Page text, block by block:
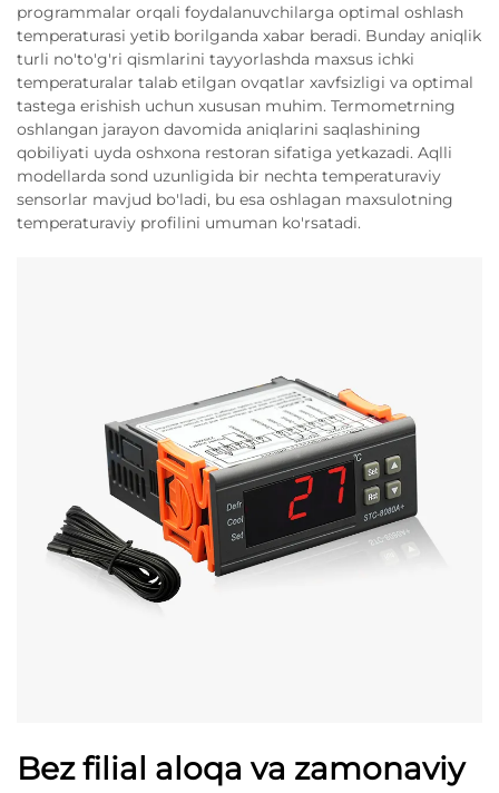
programmalar orqali foydalanuvchilarga optimal oshlash
temperaturasi yetib borilganda xabar beradi. Bunday aniqlik
turli no'to'g'ri qismlarini tayyorlashda maxsus ichki
temperaturalar talab etilgan ovqatlar xavfsizligi va optimal
tastega erishish uchun xususan muhim. Termometrning
oshlangan jarayon davomida aniqlarini saqlashining
qobiliyati uyda oshxona restoran sifatiga yetkazadi. Aqlli
modellarda sond uzunligida bir nechta temperaturaviy
sensorlar mavjud bo'ladi, bu esa oshlagan maxsulotning
temperaturaviy profilini umuman ko'rsatadi.
Bez filial aloqa va zamonaviy